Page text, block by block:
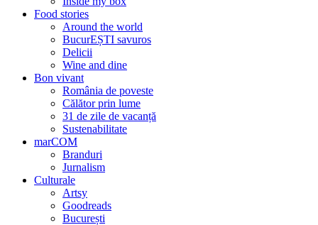
Food stories
Around the world
BucurEȘTI savuros
Delicii
Wine and dine
Bon vivant
România de poveste
Călător prin lume
31 de zile de vacanță
Sustenabilitate
marCOM
Branduri
Jurnalism
Culturale
Artsy
Goodreads
București